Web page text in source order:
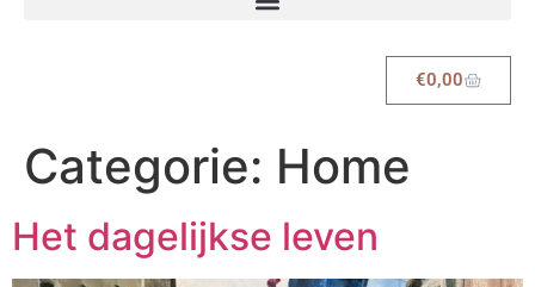
€0,00
Categorie: Home
Het dagelijkse leven